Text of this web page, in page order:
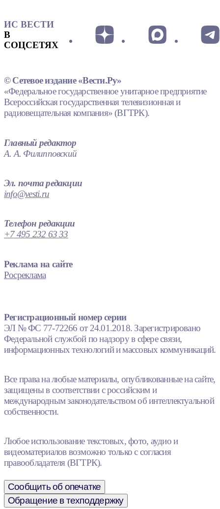
ИС ВЕСТИ
В
СОЦСЕТЯХ
© Сетевое издание «Вести.Ру»
«Федеральное государственное унитарное предприятие
Всероссийская государственная телевизионная и
радиовещательная компания» (ВГТРК).
Главный редактор
А. А. Филипповский
Эл. почта редакции
info@vesti.ru
Телефон редакции
+7 495 232 63 33
Реклама на сайте
Росреклама
Регистрационный номер серии
ЭЛ № ФС 77-72266 от 24.01.2018. Зарегистрировано
Федеральной службой по надзору в сфере связи,
информационных технологий и массовых коммуникаций.
Все права на любые материалы, опубликованные на сайте,
защищены в соответствии с российским и
международным законодательством об интеллектуальной
собственности.
Любое использование текстовых, фото, аудио и
видеоматериалов возможно только с согласия
правообладателя (ВГТРК).
Сообщить об опечатке
Обращение в техподдержку